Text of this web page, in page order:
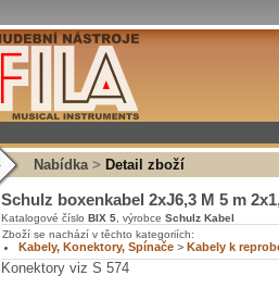
Nabídka > Detail zboží
Schulz boxenkabel 2xJ6,3 M 5 m
Katalogové číslo BIX 5 , výrobce Schulz Kabel
Zboží se nachází v těchto kategoriích:
Kabely, Konektory, Spínače > Kabely k
Konektory viz S 574